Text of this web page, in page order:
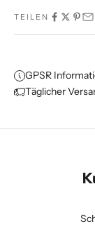
TEILEN
GPSR
Täglicher